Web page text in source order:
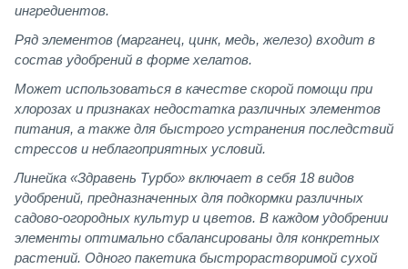
ингредиентов.
Ряд элементов (марганец, цинк, медь, железо) входит в
состав удобрений в форме хелатов.
Может использоваться в качестве скорой помощи при
хлорозах и признаках недостатка различных элементов
питания, а также для быстрого устранения последствий
стрессов и неблагоприятных условий.
Линейка «Здравень Турбо» включает в себя 18 видов
удобрений, предназначенных для подкормки различных
садово-огородных культур и цветов. В каждом удобрении
элементы оптимально сбалансированы для конкретных
растений. Одного пакетика быстрорастворимой сухой